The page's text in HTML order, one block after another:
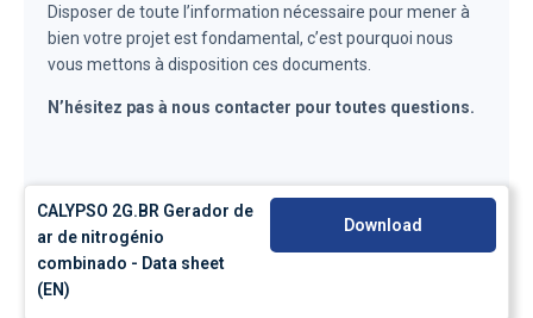
Disposer de toute l’information nécessaire pour mener à
bien votre projet est fondamental, c’est pourquoi nous
vous mettons à disposition ces documents.
N’hésitez pas à nous contacter pour toutes questions.
CALYPSO 2G.BR Gerador de
ar de nitrogénio
combinado - Data sheet
(EN)
Download